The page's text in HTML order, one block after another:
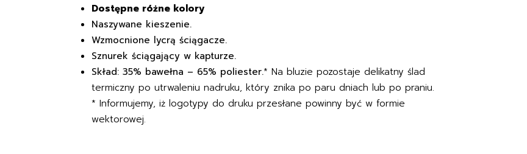
Dostępne różne kolory
Naszywane kieszenie.
Wzmocnione lycrą ściągacze.
Sznurek ściągający w kapturze.
Skład: 35% bawełna – 65% poliester.* Na bluzie pozostaje delikatny ślad
termiczny po utrwaleniu nadruku, który znika po paru dniach lub po praniu.
* Informujemy, iż logotypy do druku przesłane powinny być w formie
wektorowej.